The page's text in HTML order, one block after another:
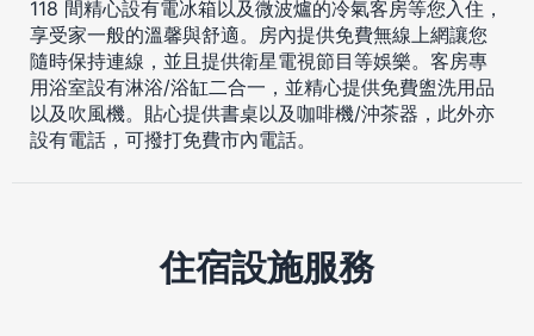
118 間精心設有電冰箱以及微波爐的冷氣客房等您入住，
享受家一般的溫馨與舒適。房內提供免費無線上網讓您
隨時保持連線，並且提供衛星電視節目等娛樂。客房專
用浴室設有淋浴/浴缸二合一，並精心提供免費盥洗用品
以及吹風機。貼心提供書桌以及咖啡機/沖茶器，此外亦
設有電話，可撥打免費市內電話。
住宿設施服務